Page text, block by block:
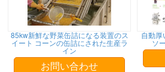
85kw新鮮な野菜缶詰になる装置のス
イート コーンの缶詰にされた生産ラ
イン
お問い合わせ
自動厚
ソ